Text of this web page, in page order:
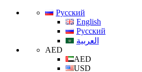
Русский
English
Русский
العربية
AED
AED
USD